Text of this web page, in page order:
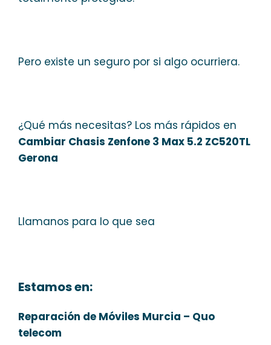
Pero existe un seguro por si algo ocurriera.
¿Qué más necesitas? Los más rápidos en
Cambiar Chasis Zenfone 3 Max 5.2 ZC520TL
Gerona
Llamanos para lo que sea
Estamos en:
Reparación de Móviles Murcia – Quo
telecom